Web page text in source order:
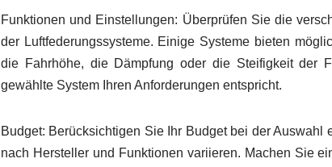
Funktionen und Einstellungen: Überprüfen Sie die
der Luftfederungssysteme. Einige Systeme bieten
die Fahrhöhe, die Dämpfung oder die Steifigkeit der
gewählte System Ihren Anforderungen entspricht.
Budget: Berücksichtigen Sie Ihr Budget bei der Auswahl
nach Hersteller und Funktionen variieren. Machen Sie